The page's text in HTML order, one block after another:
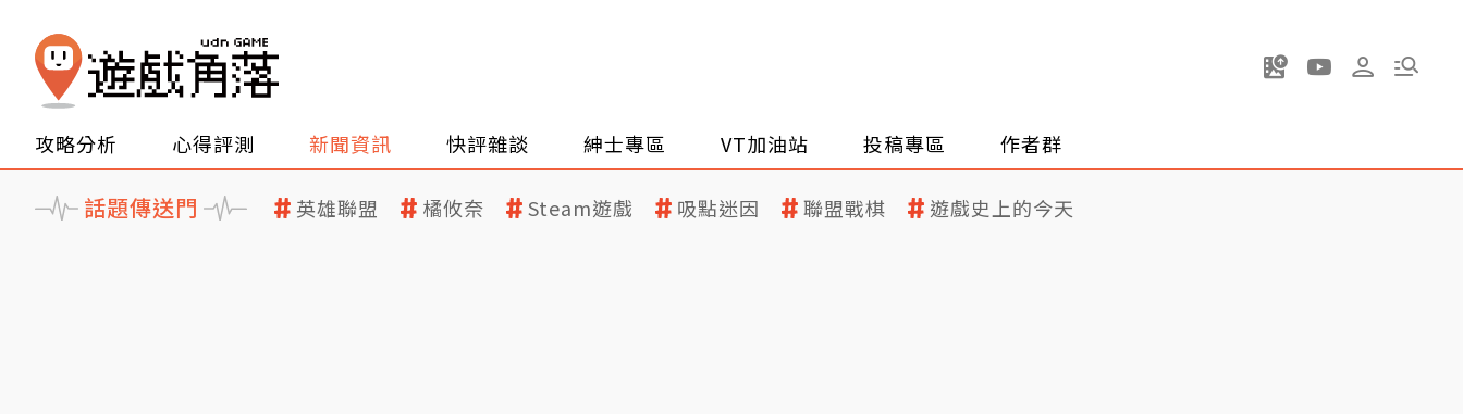
攻略分析 心得評測 新聞資訊 快評雜談 紳士專區 VT加油站 投稿專區 作者群
話題傳送門 英雄聯盟 橘攸奈 Steam遊戲 吸點迷因 聯盟戰棋 遊戲史上的今天